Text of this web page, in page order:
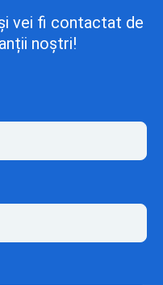
vei fi contactat de
noștri!